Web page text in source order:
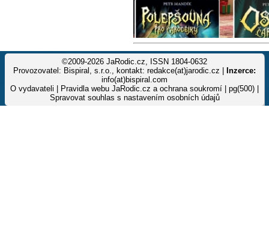
©2009-2026 JaRodic.cz, ISSN 1804-0632
Provozovatel: Bispiral, s.r.o., kontakt: redakce(at)jarodic.cz |
Inzerce:
info(at)bispiral.com
O vydavateli
Pravidla webu JaRodic.cz a ochrana soukromí | pg(500) |
Spravovat souhlas s nastavením osobních údajů